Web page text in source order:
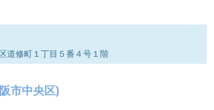
道修町１丁目５番４号１階
市中央区)